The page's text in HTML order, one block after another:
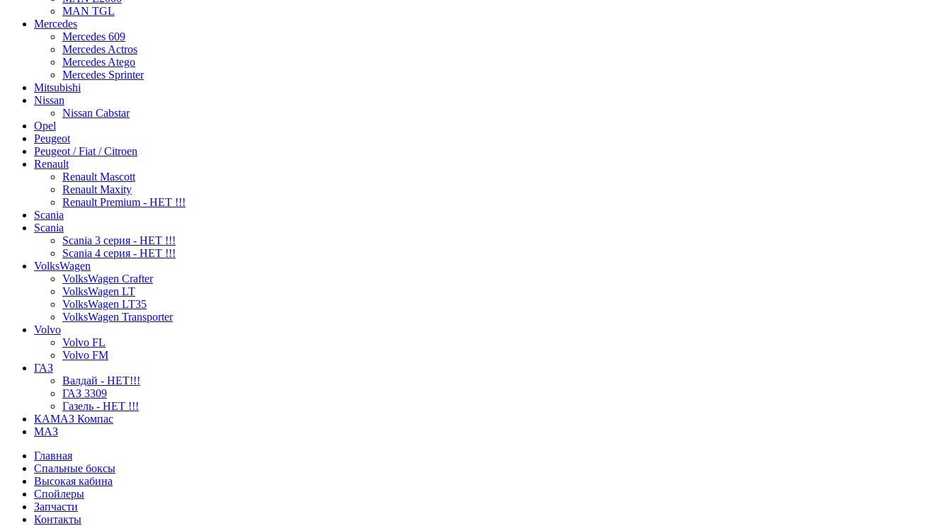
MAN TGL
Mercedes
Mercedes 609
Mercedes Actros
Mercedes Atego
Mercedes Sprinter
Mitsubishi
Nissan
Nissan Cabstar
Opel
Peugeot
Peugeot / Fiat / Citroen
Renault
Renault Mascott
Renault Maxity
Renault Premium - НЕТ !!!
Scania
Scania
Scania 3 серия - НЕТ !!!
Scania 4 серия - НЕТ !!!
VolksWagen
VolksWagen Crafter
VolksWagen LT
VolksWagen LT35
VolksWagen Transporter
Volvo
Volvo FL
Volvo FM
ГАЗ
Валдай - НЕТ!!!
ГАЗ 3309
Газель - НЕТ !!!
КАМАЗ Компас
МАЗ
Главная
Спальные боксы
Высокая кабина
Спойлеры
Запчасти
Контакты